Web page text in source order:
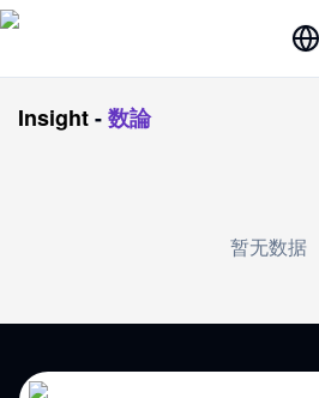
Insight-数論
暂无数据